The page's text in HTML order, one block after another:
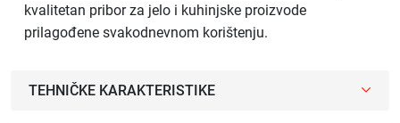
kvalitetan pribor za jelo i kuhinjske proizvode
prilagođene svakodnevnom korištenju.
TEHNIČKE KARAKTERISTIKE